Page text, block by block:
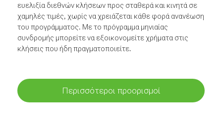
ευελιξία διεθνών κλήσεων προς σταθερά και κινητά σε
χαμηλές τιμές, χωρίς να χρειάζεται κάθε φορά ανανέωση
του προγράμματος. Με το πρόγραμμα μηνιαίας
συνδρομής μπορείτε να εξοικονομείτε χρήματα στις
κλήσεις που ήδη πραγματοποιείτε.
Περισσότεροι προορισμοί